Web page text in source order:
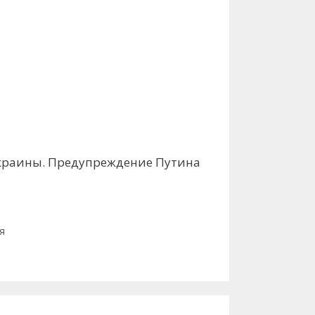
Предупреждение Путина